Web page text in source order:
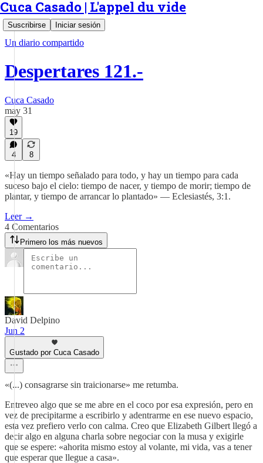
Cuca Casado | L'appel du vide
Suscribirse Iniciar sesión
Un diario compartido
Despertares 121.-
Cuca Casado
may 31
19
4 8
«Hay un tiempo señalado para todo, y hay un tiempo para cada
suceso bajo el cielo: tiempo de nacer, y tiempo de morir; tiempo de
plantar, y tiempo de arrancar lo plantado» — Eclesiastés, 3:1.
Leer →
4 Comentarios
Primero los más nuevos
David Delpino
Jun 2
Gustado por Cuca Casado
«(...) consagrarse sin traicionarse» me retumba.
Entreveo algo que se me abre en el coco por esa expresión, pero en
vez de precipitarme a escribirlo y adentrarme en ese nuevo espacio,
esta vez prefiero verlo con calma. Creo que Elizabeth Gilbert llegó a
decir algo en alguna charla sobre negociar con la musa y exigirle
que se espere: «ahorita mismo estoy al volante, mi vida, vas a tener
que esperar que llegue a casa».